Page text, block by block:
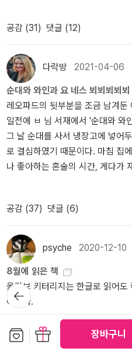
장바구니
의 이야기가 중심인 범죄 소설을
다. 좋아하는 시리즈의 첫 작품을
나와서_ 후속 작품들 속에서 계속
사건을 드디어 읽게 된다는 기대
(영.미권에서도 '박쥐'와 두 번째
역되었습니다. 아마도 배경이 노
신만의 독특한 캐릭터를 만들기
고민했었다던 '요 네스뵈'는 결국
는 스탠다드한 알콜 중독과 조직
'해리 홀레'를 창조하지만 성공적
'해리 홀레'가 낯설고 신기하며
콜 중독이었는지 모를 정도로 중
습, 그리고 평생 안고 살아야할 상
으로 펼쳐질 앞날 역시 밝지 않다
연민을 느끼지 않을 수 없었습니
활하다 노르웨이 최다 앨범 판매
의 리더가 되고, 휴가차 떠난 오스
세계적으로 유명한 작가가 된 '요
타고난 사람입니다. 그리고 그 재
지지 않을까요. 첫눈에 반한 여자
신의 과거를 그녀에게 털어 놓기
어쩌면 사랑에 서툰 그를 만들었
된 독자라면 해리형사를 탄생시킨
하고 싶습니다. 지금까지와는 다
다가올 테니까요.​​“해리는 어떤 사
고 싶어 고민하던 기억이 아직 생생
본 끝에 결코 주류에 속할 수 없는
통제 불가능한, 날것의 느낌이 나
시절에 대해 공감받고 싶었지만
절을 갖고 있었으므로. 그리고 며
는데 며칠후 코너로부터 전화가 온
코너는 웃으며 답한다.'당연하죠.
어요?' (p.86)나는 위 문장을 읽고
년'이 원서에서는 뭐라고 적혀있
이건 정말 쎄한 느낌이잖아. '나의
하함과 동시에 '네 어린시절은 그
는 느낌이지 않나. 이것을 농담으
말하며 웃었고, 나도 따라 웃었다.
와 함께 따라오니 나쁘지 않았다.
남자가 너무 좋고 그래서 애써 좋
으로 다른사람에게 일어난 일을
어떨지 구체적으로 대입해보면 내
있다. 그러니까 직감적으로 '싫은
에 생각했지만, 그러나 만약 내가
게 반응한다면? 나는 내가 가장 사
을 머릿속으로 그려보았다.싫었
져!' 라고 할 것 같진 않았다.그가
공감 (31 ) 댓글 (12)
다락방 2021-04-06
순대와 와인과 요 네스 뵈뵈뵈뵈뵈
레오파드의 뒷부분을 조금 남겨
일전에 ㅂ 님 서재에서 '순대와 와
그 날 순대를 사서 냉장고에 넣어
로 결심하였기 때문이다. 마침 집
나 좋아하는 혼술의 시간, 게다가
고에 휴지시킨 뒤에(왜?) 냉장고
에 15분을 끓여냈다. 그리고 책을
하하하하하하하 씐난다!나는 그
히융히융 좋구먼, 행복하다, 했다.
사람이기 땜시롱, 순대가 와인하
만, 확실히 깍두기 보다는 잘 어울
스뵈 책장을 넘기는데, 요 네스뵈
들은 유머에 있었다. 해리 홀레의
지는 않는데 가끔씩 툭, 웃겨줘서
제 내가 읽은 부분 중에는 해리 홀
로 출장을 다녀오겠노라 허락을
공감 (37) 댓글 (6)
psyche 2020-12-10
8월에 읽은 책
올리브 키터리지는 한글로 읽어
어떨까.
공감 ( 15)댓글 (26)
뒤로가
기